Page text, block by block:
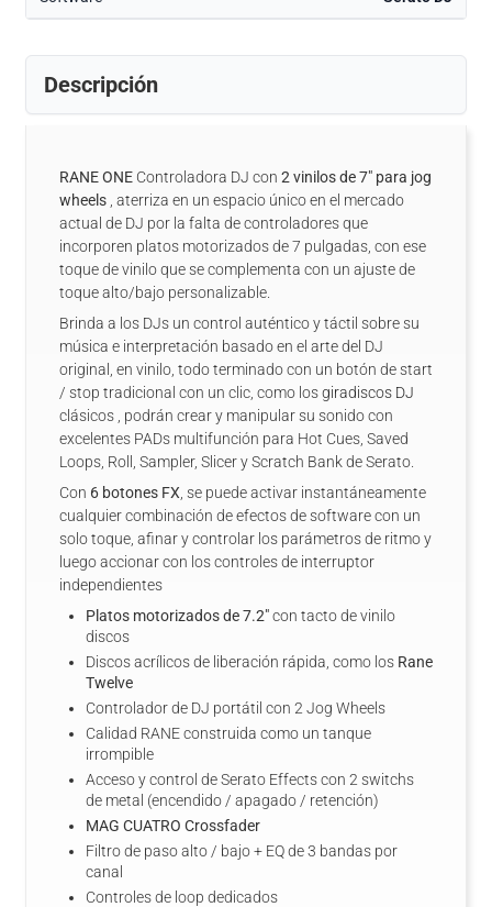
Descripción
RANE ONE Controladora DJ con 2 vinilos de 7" para jog
wheels , aterriza en un espacio único en el mercado
actual de DJ por la falta de controladores que
incorporen platos motorizados de 7 pulgadas, con ese
toque de vinilo que se complementa con un ajuste de
toque alto/bajo personalizable.
Brinda a los DJs un control auténtico y táctil sobre su
música e interpretación basado en el arte del DJ
original, en vinilo, todo terminado con un botón de start
/ stop tradicional con un clic, como losgiradiscos DJ
clásicos , podrán crear y manipular su sonido con
excelentes PADs multifunción para Hot Cues, Saved
Loops, Roll, Sampler, Slicer y Scratch Bank de Serato.
Con 6 botones FX , se puede activar instantáneamente
cualquier combinación de efectos de software con un
solo toque, afinar y controlar los parámetros de ritmo y
luego accionar con los controles de interruptor
independientes
Platos motorizados de 7.2"con tacto de vinilo
discos
Discos acrílicos de liberación rápida, como los Rane
Twelve
Controlador de DJ portátil con 2 Jog Wheels
Calidad RANE construida como un tanque
irrompible
Acceso y control de Serato Effects con 2 switchs
de metal (encendido / apagado / retención)
MAG CUATRO Crossfader
Filtro de paso alto / bajo + EQ de 3 bandas por
canal
Controles de loop dedicados